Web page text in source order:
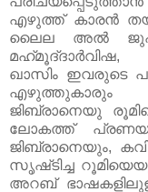
എഴുത്ത് കാരന്‍
ലൈല അല്‍
ഖാസിം ഇവരുടെ
എഴുത്തുകാരും
ജിബ്രാനെയു
ലോകത്ത്
ജിബ്രാനെയും,
സൃഷ്‌ടിച്ച
അറബ്